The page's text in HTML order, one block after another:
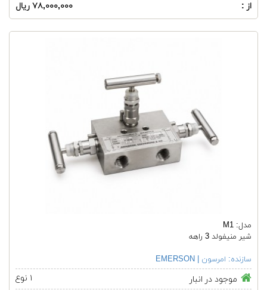
از :
۷۸,۰۰۰,۰۰۰ ریال
مدل: M1
شیر منیفولد 3 راهه
سازنده: امرسون | EMERSON
موجود در انبار
۱ نوع